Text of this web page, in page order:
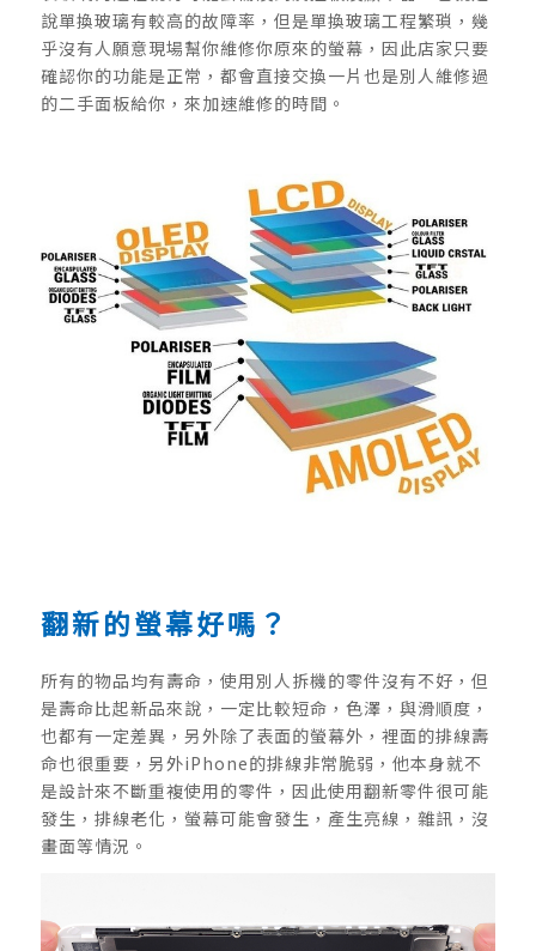
說單換玻璃有較高的故障率，但是單換玻璃工程繁瑣，幾
乎沒有人願意現場幫你維修你原來的螢幕，因此店家只要
確認你的功能是正常，都會直接交換一片也是別人維修過
的二手面板給你，來加速維修的時間。
翻新的螢幕好嗎？
所有的物品均有壽命，使用別人拆機的零件沒有不好，但
是壽命比起新品來說，一定比較短命，色澤，與滑順度，
也都有一定差異，另外除了表面的螢幕外，裡面的排線壽
命也很重要，另外iPhone的排線非常脆弱，他本身就不
是設計來不斷重複使用的零件，因此使用翻新零件很可能
發生，排線老化，螢幕可能會發生，產生亮線，雜訊，沒
畫面等情況。